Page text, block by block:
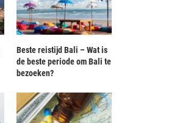
Beste reistijd Bali – Wat is
de beste periode om Bali te
bezoeken?